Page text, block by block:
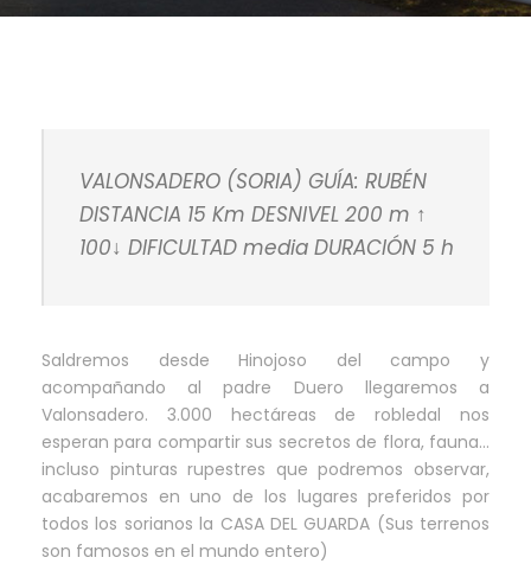
VALONSADERO (SORIA) GUÍA: RUBÉN
DISTANCIA 15 Km DESNIVEL 200 m ↑
100↓ DIFICULTAD media DURACIÓN 5 h
Saldremos desde Hinojoso del campo y
acompañando al padre Duero llegaremos a
Valonsadero. 3.000 hectáreas de robledal nos
esperan para compartir sus secretos de flora, fauna…
incluso pinturas rupestres que podremos observar,
acabaremos en uno de los lugares preferidos por
todos los sorianos la CASA DEL GUARDA (Sus terrenos
son famosos en el mundo entero)